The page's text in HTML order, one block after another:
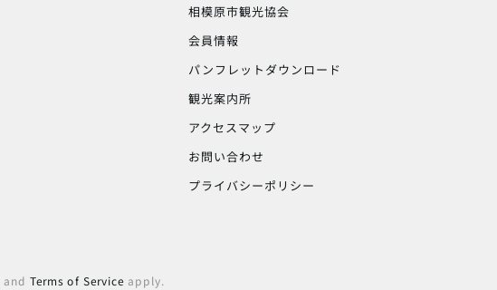
相模原市観光協会
会員情報
パンフレットダウンロード
観光案内所
アクセスマップ
お問い合わせ
プライバシーポリシー
andTerms of Serviceapply.